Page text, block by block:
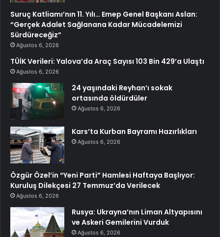
Suruç Katliamı’nın 11. Yılı… Emep Genel Başkanı Aslan:
“Gerçek Adalet Sağlanana Kadar Mücadelemizi
Sürdüreceğiz”
Ağustos 6, 2026
TÜİK Verileri: Yalova’da Araç Sayısı 103 Bin 429’a Ulaştı
Ağustos 6, 2026
24 yaşındaki Reyhan’ı sokak
ortasında öldürdüler
Ağustos 6, 2026
Kars’ta Kurban Bayramı Hazırlıkları
Ağustos 6, 2026
Özgür Özel’in “Yeni Parti” Hamlesi Haftaya Başlıyor:
Kuruluş Dilekçesi 27 Temmuz’da Verilecek
Ağustos 6, 2026
Rusya: Ukrayna’nın Liman Altyapısını
ve Askeri Gemilerini Vurduk
Ağustos 6, 2026